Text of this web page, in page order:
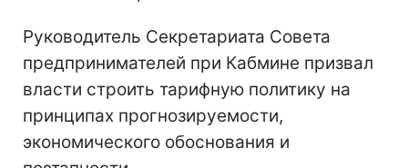
Руководитель Секретариата Совета
предпринимателей при Кабмине призвал
власти строить тарифную политику на
принципах прогнозируемости,
экономического обоснования и